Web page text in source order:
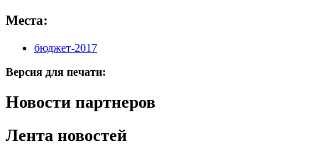
Места:
бюджет-2017
Версия для печати:
Новости партнеров
Лента новостей